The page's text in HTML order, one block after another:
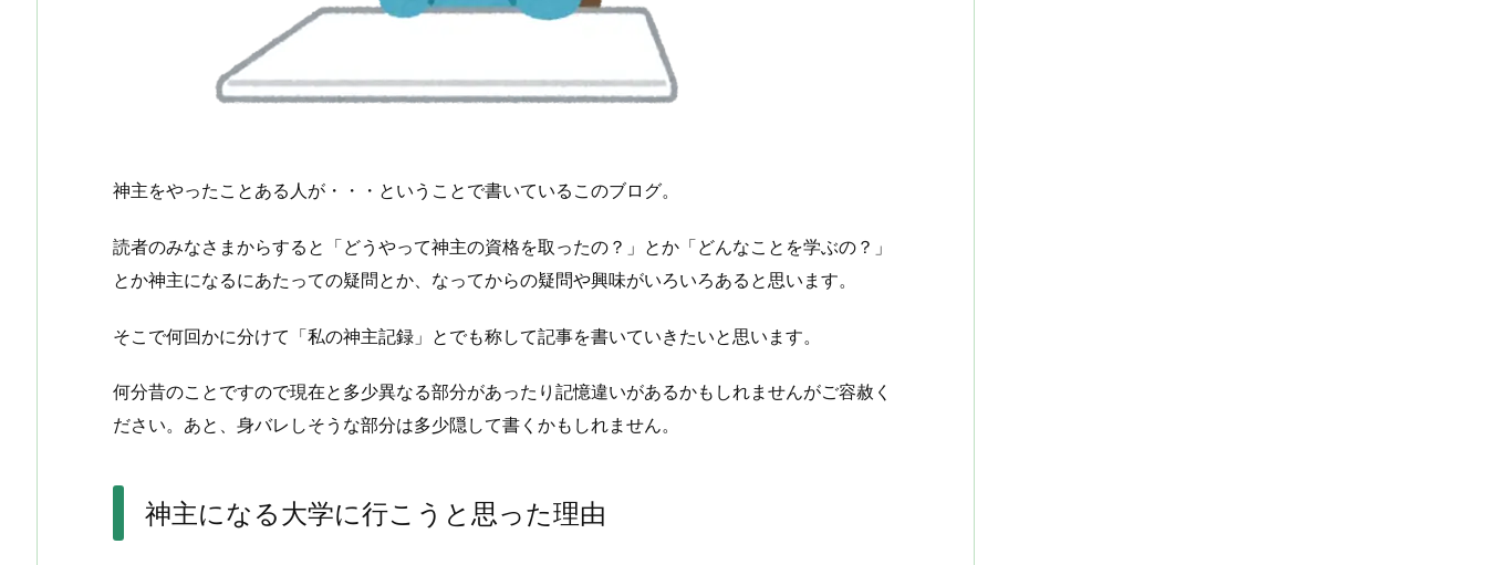
神主をやったことある人が・・・ということで書いているこのブログ。
読者のみなさまからすると「どうやって神主の資格を取ったの？」とか「どんなことを学ぶの？」
とか神主になるにあたっての疑問とか、なってからの疑問や興味がいろいろあると思います。
そこで何回かに分けて「私の神主記録」とでも称して記事を書いていきたいと思います。
何分昔のことですので現在と多少異なる部分があったり記憶違いがあるかもしれませんがご容赦く
ださい。あと、身バレしそうな部分は多少隠して書くかもしれません。
神主になる大学に行こうと思った理由